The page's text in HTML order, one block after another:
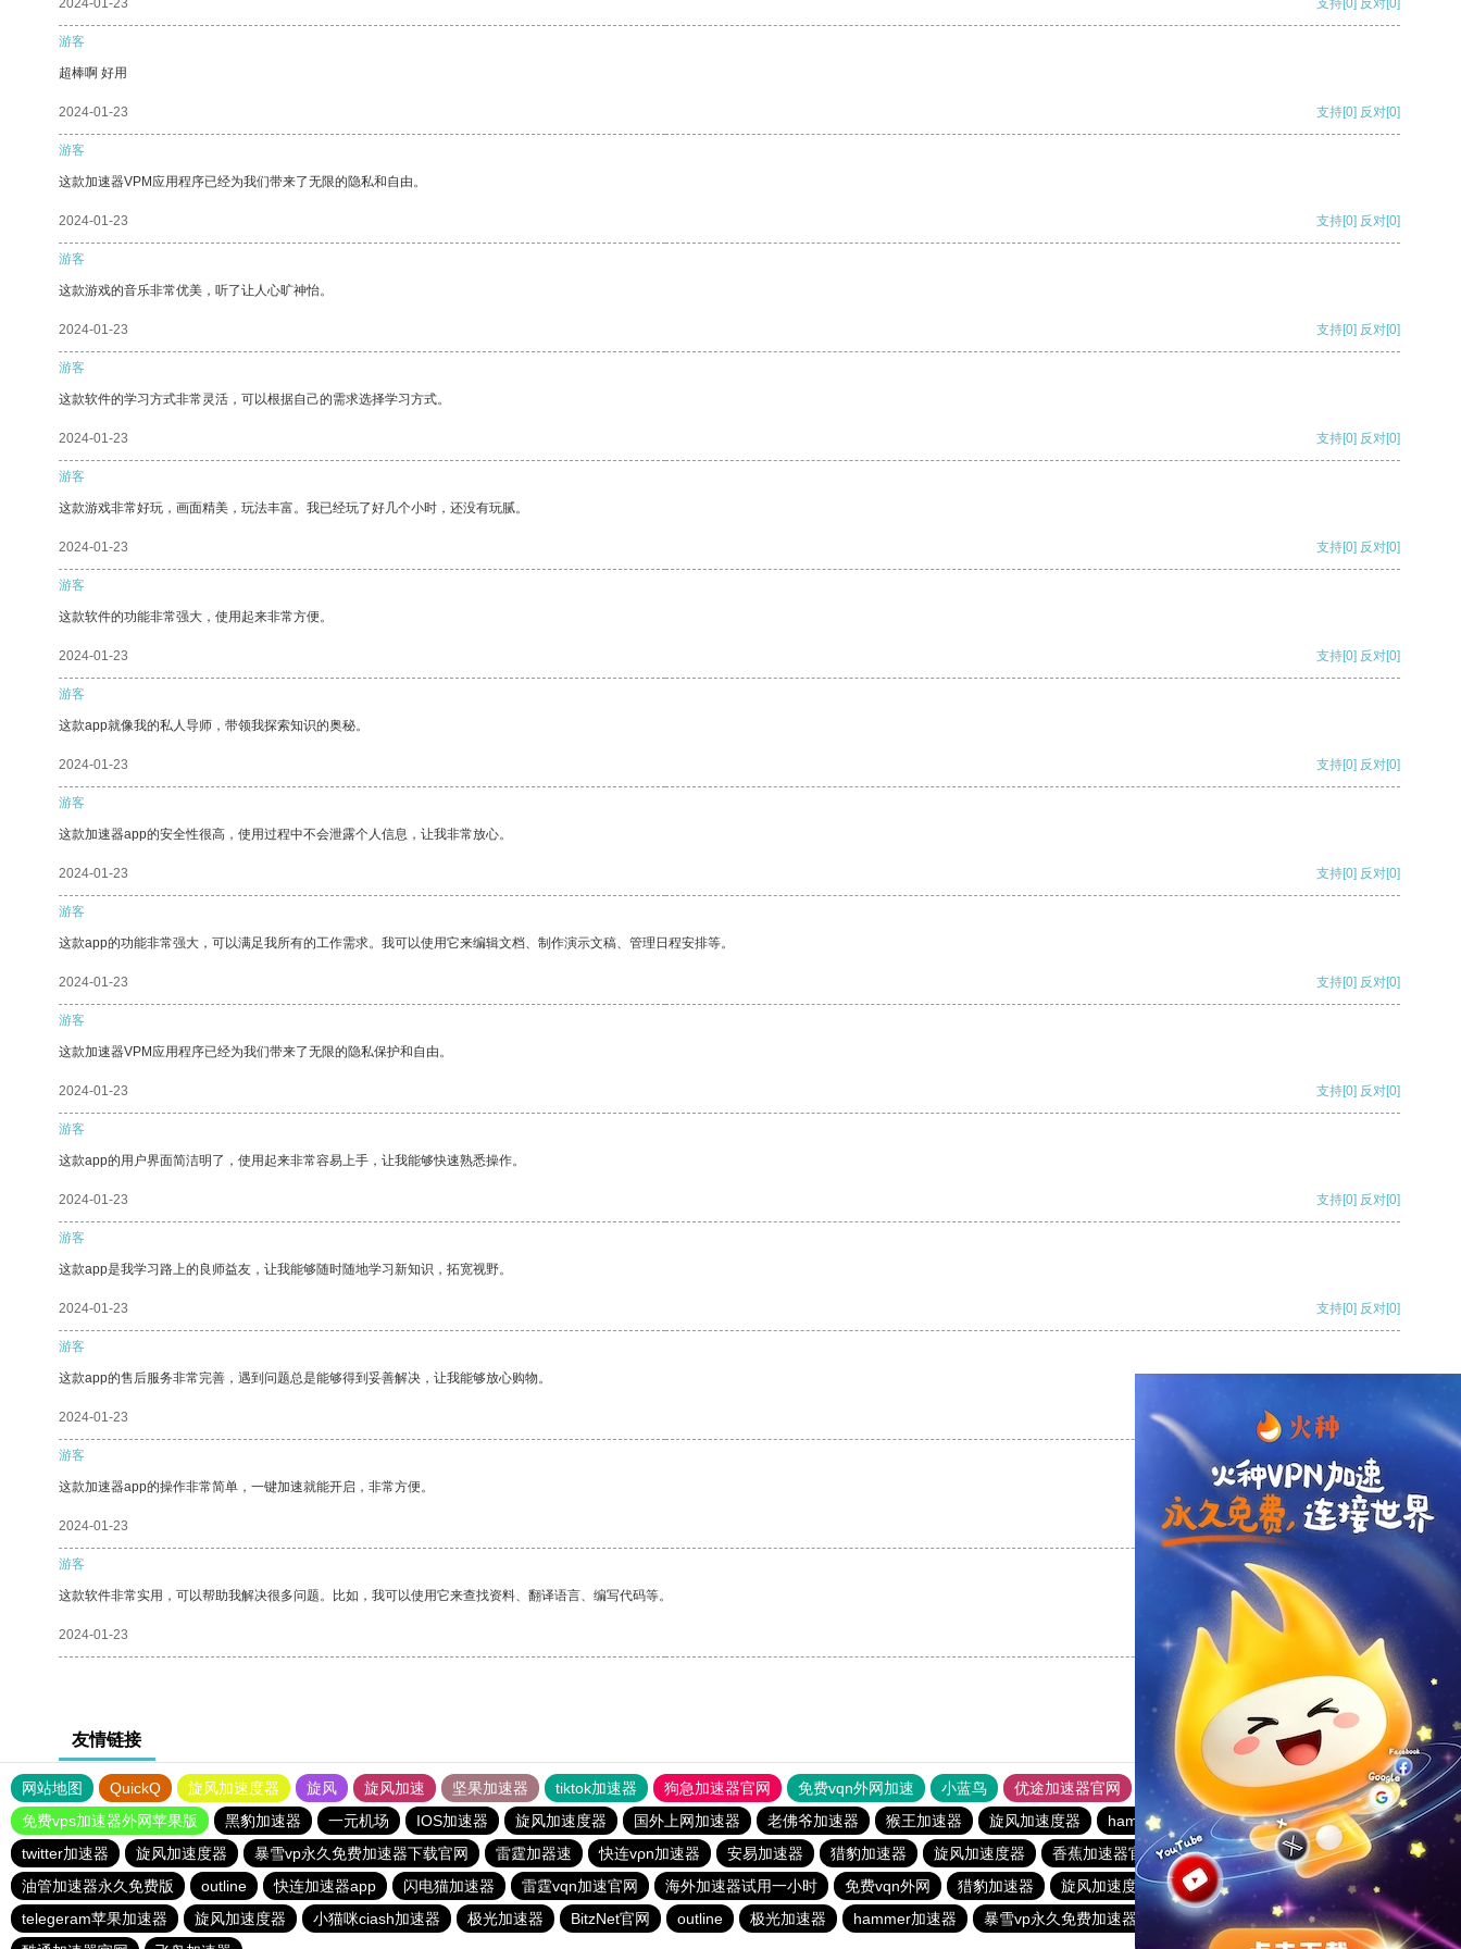
2024-01-23 支持 [0] 反对 [0]
游客
超棒啊 好用
2024-01-23 支持[0] 反对[0]
游客
这款加速器VPM应用程序已经为我们带来了无限的隐私和自由。
2024-01-23 支持[0] 反对[0]
游客
这款游戏的音乐非常优美，听了让人心旷神怡。
2024-01-23 支持[0] 反对[0]
游客
这款软件的学习方式非常灵活，可以根据自己的需求选择学习方式。
2024-01-23 支持[0] 反对[0]
游客
这款游戏非常好玩，画面精美，玩法丰富。我已经玩了好几个小时，还没有玩腻。
2024-01-23 支持[0] 反对[0]
游客
这款软件的功能非常强大，使用起来非常方便。
2024-01-23 支持[0] 反对[0]
游客
这款app就像我的私人导师，带领我探索知识的奥秘。
2024-01-23 支持[0] 反对[0]
游客
这款加速器app的安全性很高，使用过程中不会泄露个人信息，让我非常放心。
2024-01-23 支持[0] 反对[0]
游客
这款app的功能非常强大，可以满足我所有的工作需求。我可以使用它来编辑文档、制作演示文稿、管理日程安排等。
2024-01-23 支持[0] 反对[0]
游客
这款加速器VPM应用程序已经为我们带来了无限的隐私保护和自由。
2024-01-23 支持[0] 反对[0]
游客
这款app的用户界面简洁明了，使用起来非常容易上手，让我能够快速熟悉操作。
2024-01-23 支持[0] 反对[0]
游客
这款app是我学习路上的良师益友，让我能够随时随地学习新知识，拓宽视野。
2024-01-23 支持[0] 反对[0]
游客
这款app的售后服务非常完善，遇到问题总是能够得到妥善解决，让我能够放心购物。
2024-01-23 支持
游客
这款加速器app的操作非常简单，一键加速就能开启，非常方便。
2024-01-23 支持[0] 反对[0]
游客
这款软件非常实用，可以帮助我解决很多问题。比如，我可以使用它来查找资料、翻译语言、编写代码等。
2024-01-23 支持[0] 反对[0]
友情链接
网站地图 QuickQ 旋风加速度器 旋风 旋风加速 坚果加速器 tiktok加速器 狗急加速器官网 免费vqn外网加速 小蓝鸟 优途加速器官网 风驰加速器 旋风加速器
八戒看书
免费vps加速器外网苹果版
黑豹加速器 一元机场 IOS加速器 旋风加速度器 国外上网加速器 老佛爷加速器 猴王加速器 旋风加速度器 hammer加速器
蚂蚁vp加速器官网
twitter加速器
旋风加速度器 暴雪vp永久免费加速器下载官网 雷霆加器速 快连vρn加速器 安易加速器 猎豹加速器 旋风加速度器 香蕉加速器官网正版
免费vqn加速
油管加速器永久免费版
outline 快连加速器app 闪电猫加速器 雷霆vqn加速官网 海外加速器试用一小时 免费vqn外网 猎豹加速器 旋风加速度器
黑洞永久加速器
telegeram苹果加速器
旋风加速度器 小猫咪ciash加速器 极光加速器 BitzNet官网 outline 极光加速器 hammer加速器 暴雪vp永久免费加速器下载官网
暴雪加速器